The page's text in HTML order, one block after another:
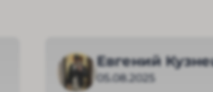
Евгений
05.08.2025